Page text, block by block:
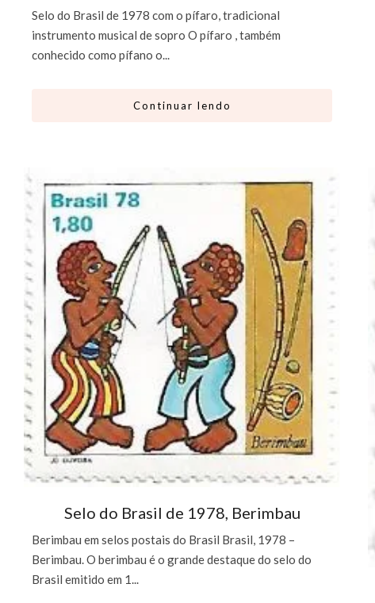
Selo do Brasil de 1978 com o pífaro, tradicional
instrumento musical de sopro O pífaro , também
conhecido como pífano o...
Continuar lendo
Selo do Brasil de 1978, Berimbau
Berimbau em selos postais do Brasil Brasil, 1978 –
Berimbau. O berimbau é o grande destaque do selo do
Brasil emitido em 1...